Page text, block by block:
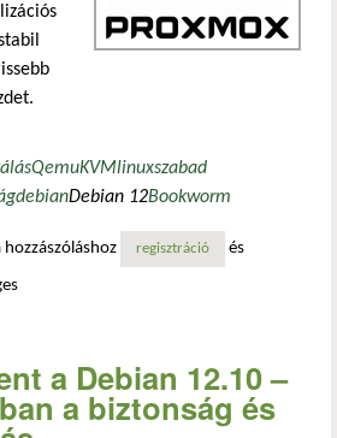
QemuKVMlinuxszabad
debianDebian 12Bookworm
a proxmox virtual environment 8.4 – élő
hozzászóláshoz regisztráció és
a Debian 12.10 –
a biztonság és